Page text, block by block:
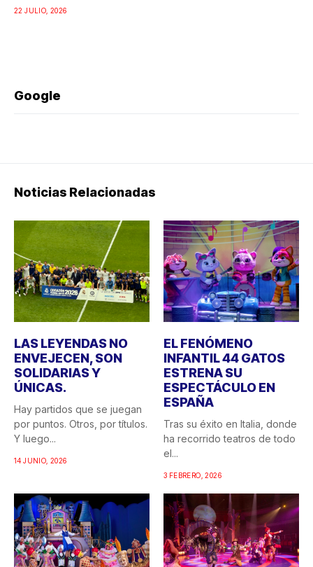
22 JULIO, 2026
Google
Noticias Relacionadas
LAS LEYENDAS NO
ENVEJECEN, SON
SOLIDARIAS Y
ÚNICAS.
Hay partidos que se juegan
por puntos. Otros, por títulos.
Y luego...
14 JUNIO, 2026
EL FENÓMENO
INFANTIL 44 GATOS
ESTRENA SU
ESPECTÁCULO EN
ESPAÑA
Tras su éxito en Italia, donde
ha recorrido teatros de todo
el...
3 FEBRERO, 2026